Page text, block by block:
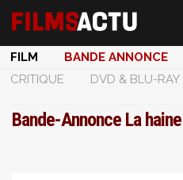
FILM BANDE ANNONCE
CRITIQUE
DVD & BLU-RAY
Bande-Annonce La haine